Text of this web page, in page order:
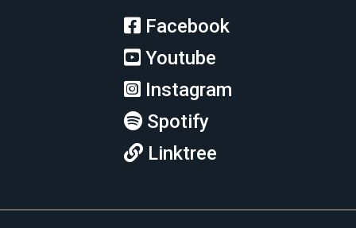
Facebook
Youtube
Instagram
Spotify
Linktree